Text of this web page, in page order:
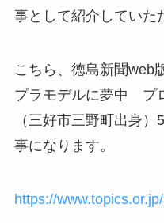
事として紹介していた
こちら、徳島新聞web
プラモデルに夢中 プ
（三好市三野町出身
事になります。
https://